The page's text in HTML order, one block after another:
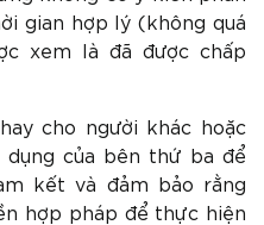
gian hợp lý (không quá
xem là đã được chấp
cho người khác hoặc
của bên thứ ba để
kết và đảm bảo rằng
hợp pháp để thực hiện